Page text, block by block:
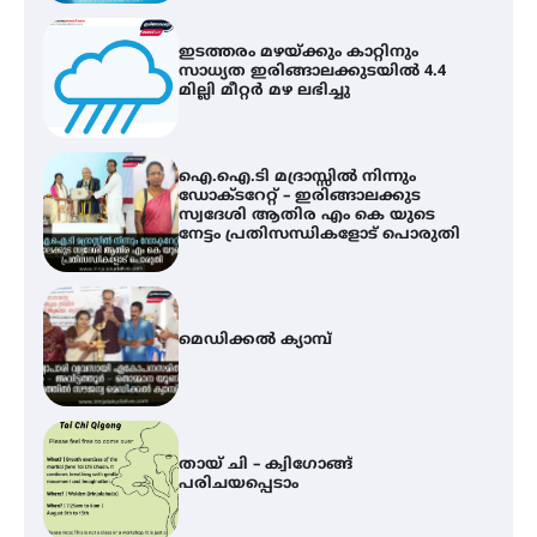
ഐ.ഐ.ടി മദ്രാസ്സിൽ നിന്നും
ഡോക്ടറേറ്റ് – ഇരിങ്ങാലക്കുട
മെഡിക്കൽ ക്യാമ്പ്
തായ് ചി – ക്വിഗോങ്ങ്
പരിചയപ്പെടാം
കോമേഴ്സ് എക്സ്പോയുമായി
എസ് എൻ ഹയർ സെക്കൻഡറി